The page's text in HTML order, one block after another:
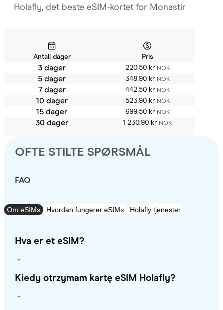
Holafly, det beste eSIM-kortet for Monastir
Antall dager Pris
3 dager 220,50 kr NOK
5 dager 348,90 kr NOK
7 dager 442,50 kr NOK
10 dager 523,90 kr NOK
15 dager 699,50 kr NOK
30 dager 1 230,90 kr NOK
OFTE STILTE SPØRSMÅL
FAQ
Om eSIMs Hvordan fungerer eSIMs Holafly tjenester
Hva er et eSIM?
Kiedy otrzymam kartę eSIM Holafly?